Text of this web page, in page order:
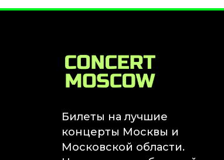
Билеты на лучшие
концерты Москвы и
Московской области.